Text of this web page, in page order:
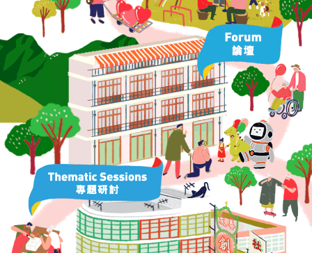
專
研
討
主
壇
ENG